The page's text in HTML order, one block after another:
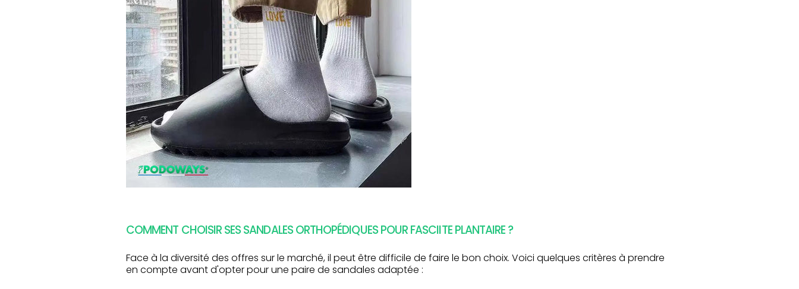
COMMENT CHOISIR SES SANDALES ORTHOPÉDIQUES POUR FASCIITE PLANTAIRE ?
Face à la diversité des offres sur le marché, il peut être difficile de faire le bon choix. Voici quelques critères à prendre
en compte avant d'opter pour une paire de sandales adaptée :